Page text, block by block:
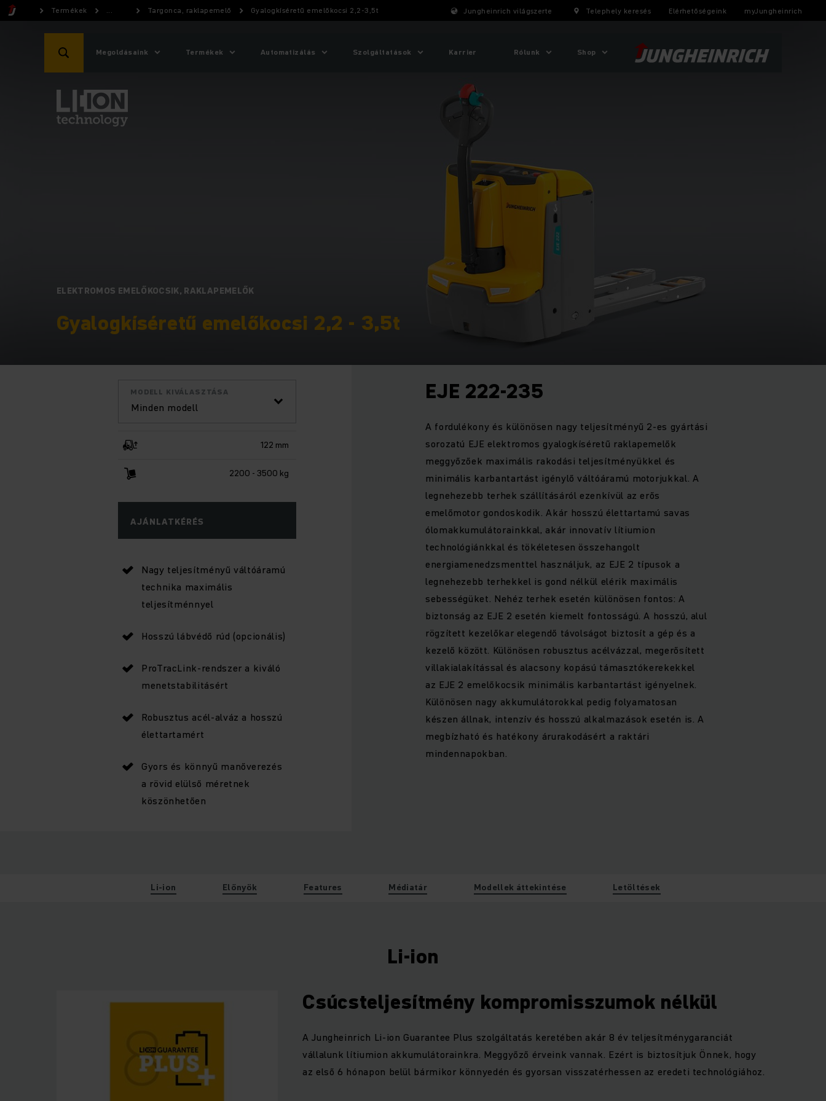
Termékek ... Targonca, raklapemelő Gyalogkíséretű ­emelőkocsi 2,2-3,5t Jungheinrich világszerte Telephely keresés Elérhetőségeink myJungheinrich
Megoldásaink Termékek Automatizálás Szolgáltatások Karrier Rólunk Shop
ELEKTROMOS EMELŐKOCSIK, RAKLAPEMELŐK
Gyalogkíséretű ­emelőkocsi 2,2 - 3,5t
Minden modell
MODELL KIVÁLASZTÁSA
122 mm
2200 - 3500 kg
AJÁNLATKÉRÉS
Nagy teljesítményű váltóáramú
technika maximális
teljesítménnyel
Hosszú lábvédő rúd (opcionális)
ProTracLink-rendszer a kiváló
menetstabilitásért
Robusztus acél-alváz a hosszú
élettartamért
Gyors és könnyű manőverezés
a rövid elülső méretnek
köszönhetően
EJE 222-235
A fordulékony és különösen nagy teljesítményű 2-es gyártási
sorozatú EJE elektromos gyalogkíséretű raklapemelők
meggyőzőek maximális rakodási teljesítményükkel és
minimális karbantartást igénylő váltóáramú motorjukkal. A
legnehezebb terhek szállításáról ezenkívül az erős
emelőmotor gondoskodik. Akár hosszú élettartamú savas
ólomakkumulátorainkkal, akár innovatív lítiumion
technológiánkkal és tökéletesen összehangolt
energiamenedzsmenttel használjuk, az EJE 2 típusok a
legnehezebb terhekkel is gond nélkül elérik maximális
sebességüket. Nehéz terhek esetén különösen fontos: A
biztonság az EJE 2 esetén kiemelt fontosságú. A hosszú, alul
rögzített kezelőkar elegendő távolságot biztosít a gép és a
kezelő között. Különösen robusztus acélvázzal, megerősített
villakialakítással és alacsony kopású támasztókerekekkel
az EJE 2 emelőkocsik minimális karbantartást igényelnek.
Különösen nagy akkumulátorokkal pedig folyamatosan
készen állnak, intenzív és hosszú alkalmazások esetén is. A
megbízható és hatékony árurakodásért a raktári
mindennapokban.
Li-ion Előnyök Features Médiatár Modellek áttekintése Letöltések
Li-ion
Csúcsteljesítmény kompromisszumok nélkül
A Jungheinrich Li-ion Guarantee Plus szolgáltatás keretében akár 8 év teljesítménygaranciát
vállalunk lítiumion akkumulátorainkra. Meggyőző érveink vannak. Ezért is biztosítjuk Önnek, hogy
az első 6 hónapon belül bármikor könnyedén és gyorsan visszatérhessen az eredeti technológiához.